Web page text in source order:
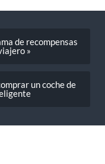
de recompensas
»
un coche de